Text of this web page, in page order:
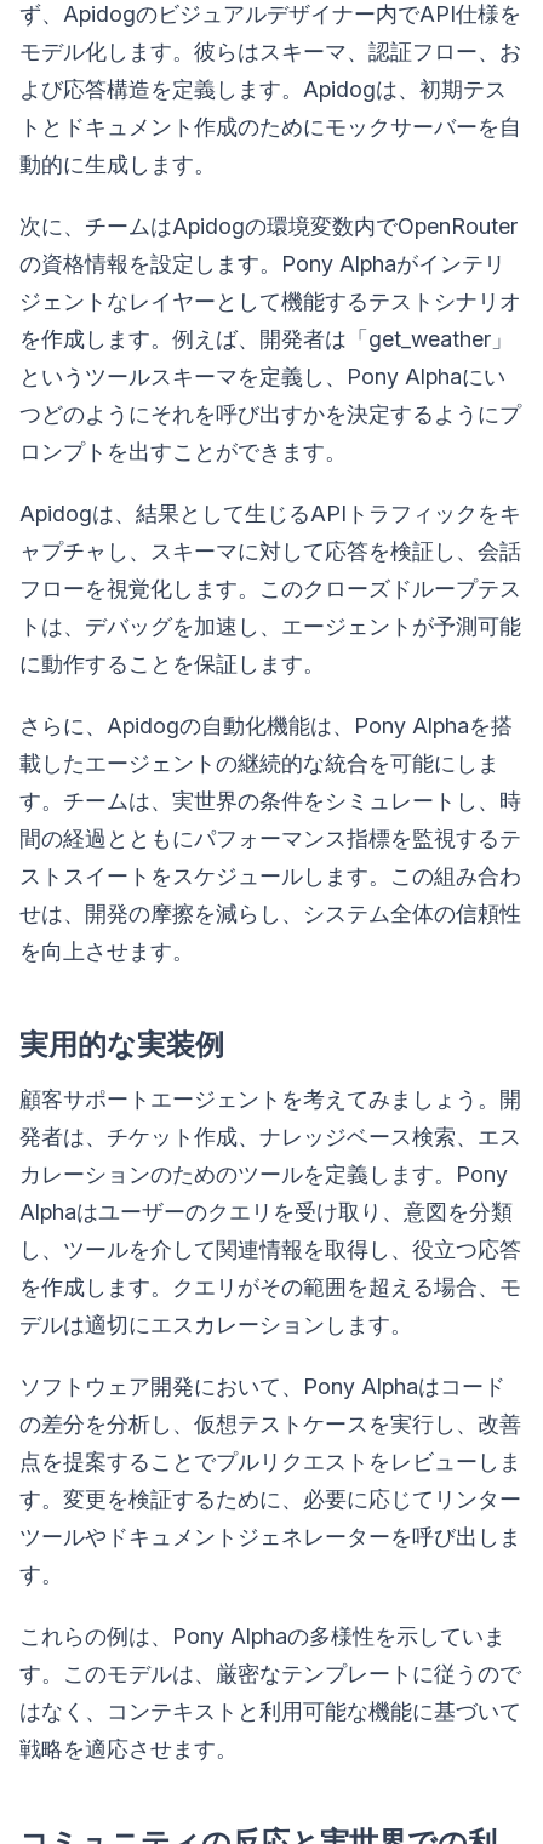
ず、Apidogのビジュアルデザイナー内でAPI仕様を
モデル化します。彼らはスキーマ、認証フロー、お
よび応答構造を定義します。Apidogは、初期テス
トとドキュメント作成のためにモックサーバーを自
動的に生成します。
次に、チームはApidogの環境変数内でOpenRouter
の資格情報を設定します。Pony Alphaがインテリ
ジェントなレイヤーとして機能するテストシナリオ
を作成します。例えば、開発者は「get_weather」
というツールスキーマを定義し、Pony Alphaにい
つどのようにそれを呼び出すかを決定するようにプ
ロンプトを出すことができます。
Apidogは、結果として生じるAPIトラフィックをキ
ャプチャし、スキーマに対して応答を検証し、会話
フローを視覚化します。このクローズドループテス
トは、デバッグを加速し、エージェントが予測可能
に動作することを保証します。
さらに、Apidogの自動化機能は、Pony Alphaを搭
載したエージェントの継続的な統合を可能にしま
す。チームは、実世界の条件をシミュレートし、時
間の経過とともにパフォーマンス指標を監視するテ
ストスイートをスケジュールします。この組み合わ
せは、開発の摩擦を減らし、システム全体の信頼性
を向上させます。
実用的な実装例
顧客サポートエージェントを考えてみましょう。開
発者は、チケット作成、ナレッジベース検索、エス
カレーションのためのツールを定義します。Pony
Alphaはユーザーのクエリを受け取り、意図を分類
し、ツールを介して関連情報を取得し、役立つ応答
を作成します。クエリがその範囲を超える場合、モ
デルは適切にエスカレーションします。
ソフトウェア開発において、Pony Alphaはコード
の差分を分析し、仮想テストケースを実行し、改善
点を提案することでプルリクエストをレビューしま
す。変更を検証するために、必要に応じてリンター
ツールやドキュメントジェネレーターを呼び出しま
す。
これらの例は、Pony Alphaの多様性を示していま
す。このモデルは、厳密なテンプレートに従うので
はなく、コンテキストと利用可能な機能に基づいて
戦略を適応させます。